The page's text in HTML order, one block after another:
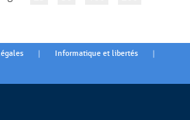
| Informatique et libertés |